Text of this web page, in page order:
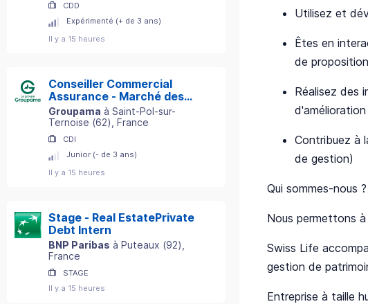
CDD
Expérimenté (+ de 3 ans)
Il y a 15 heures
Conseiller Commercial
Assurance - Marché des
Particuliers - Secteur St-
Pol-sur-Ternoise (62) H/F
Groupama à Saint-Pol-sur-
Ternoise (62) , France
CDI
Junior (- de 3 ans)
Il y a 15 heures
Stage - Real EstatePrivate
Debt Intern
BNP Paribas à Puteaux (92)
France
STAGE
Il y a 15 heures
Utilisez et
Êtes en
de proposition
Réalisez des
d'amélioration
Contribuez à
de gestion)
Qui sommes-nous ?
Nous permettons
Swiss Life
gestion de
Entreprise à taille